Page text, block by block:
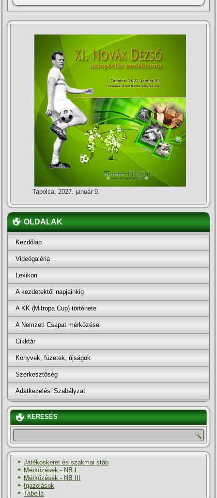
Tapolca, 2027. január 9.
OLDALAK
Kezdőlap
Videógaléria
Lexikon
A kezdetektől napjainkig
A KK (Mitropa Cup) története
A Nemzeti Csapat mérkőzései
Cikktár
Könyvek, füzetek, újságok
Szerkesztőség
Adatkezelési Szabályzat
KERESÉS
Játékoskeret és szakmai stáb
Mérkőzések - NB I
Mérkőzések - NB III
Igazolások
Tabella